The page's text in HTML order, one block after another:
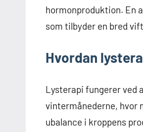
hormonproduktion. En
som tilbyder en bred
Hvordan
Lysterapi fungerer
vintermånederne, hvor
ubalance i kroppens